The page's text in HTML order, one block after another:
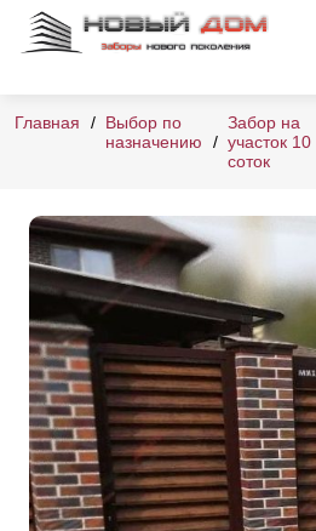
Главная
Выбор по
назначению
Забор на
участок 10
соток